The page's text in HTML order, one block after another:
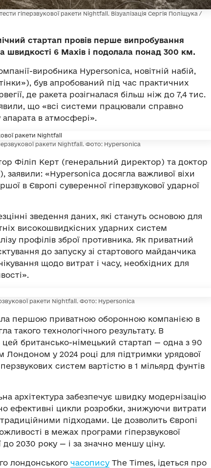
гіперзвукової ракети Nightfall. Візуалізація Сергія Поліщука /
стартап провів перше випробування
швидкості 6 Махів і подолала понад 300 км.
виробника Hypersonica, новітній набій,
був апробований під час практичних
де ракета розігналася більш ніж до 7,4 тис.
що «всі системи працювали справно
апарата в атмосфері».
ракети Nightfall. Фото: Hypersonica
Філіп Керт (генеральний директор) та доктор
«Hypersonica досягла важливої ​​віхи
в Європі суверенної гіперзвукової ударної
зведення даних, які стануть основою для
високошвидкісних ударних систем
профілів зброї противника. Як приватний
до запуску зі стартового майданчика
щодо витрат і часу, необхідних для
ракети Nightfall. Фото: Hypersonica
першою приватною оборонною компанією в
такого технологічного результату. В
британсько-німецький стартап — одна з 90
Лондоном у 2024 році для підтримки урядової
систем вартістю в 1 мільярд фунтів
архітектура забезпечує швидку модернізацію
ефективні цикли розробки, знижуючи витрати
підходами. Це дозволить Європі
в межах програми гіперзвукової
до 2030 року — і за значно меншу ціну.
лондонського часопису The Times, ідеться про